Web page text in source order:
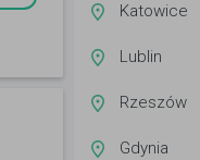
Katowice
Lublin
Rzeszów
Gdynia